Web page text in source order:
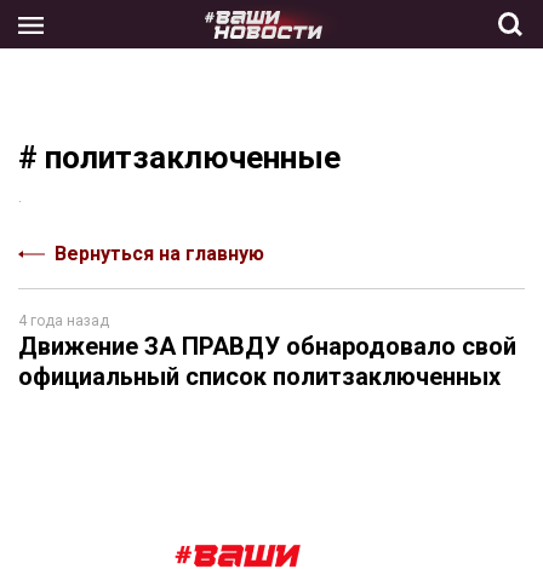
the
# политзаключенные
Вернуться на главную
4 года назад
Движение ЗА ПРАВДУ обнародовало свой
официальный список политзаключенных